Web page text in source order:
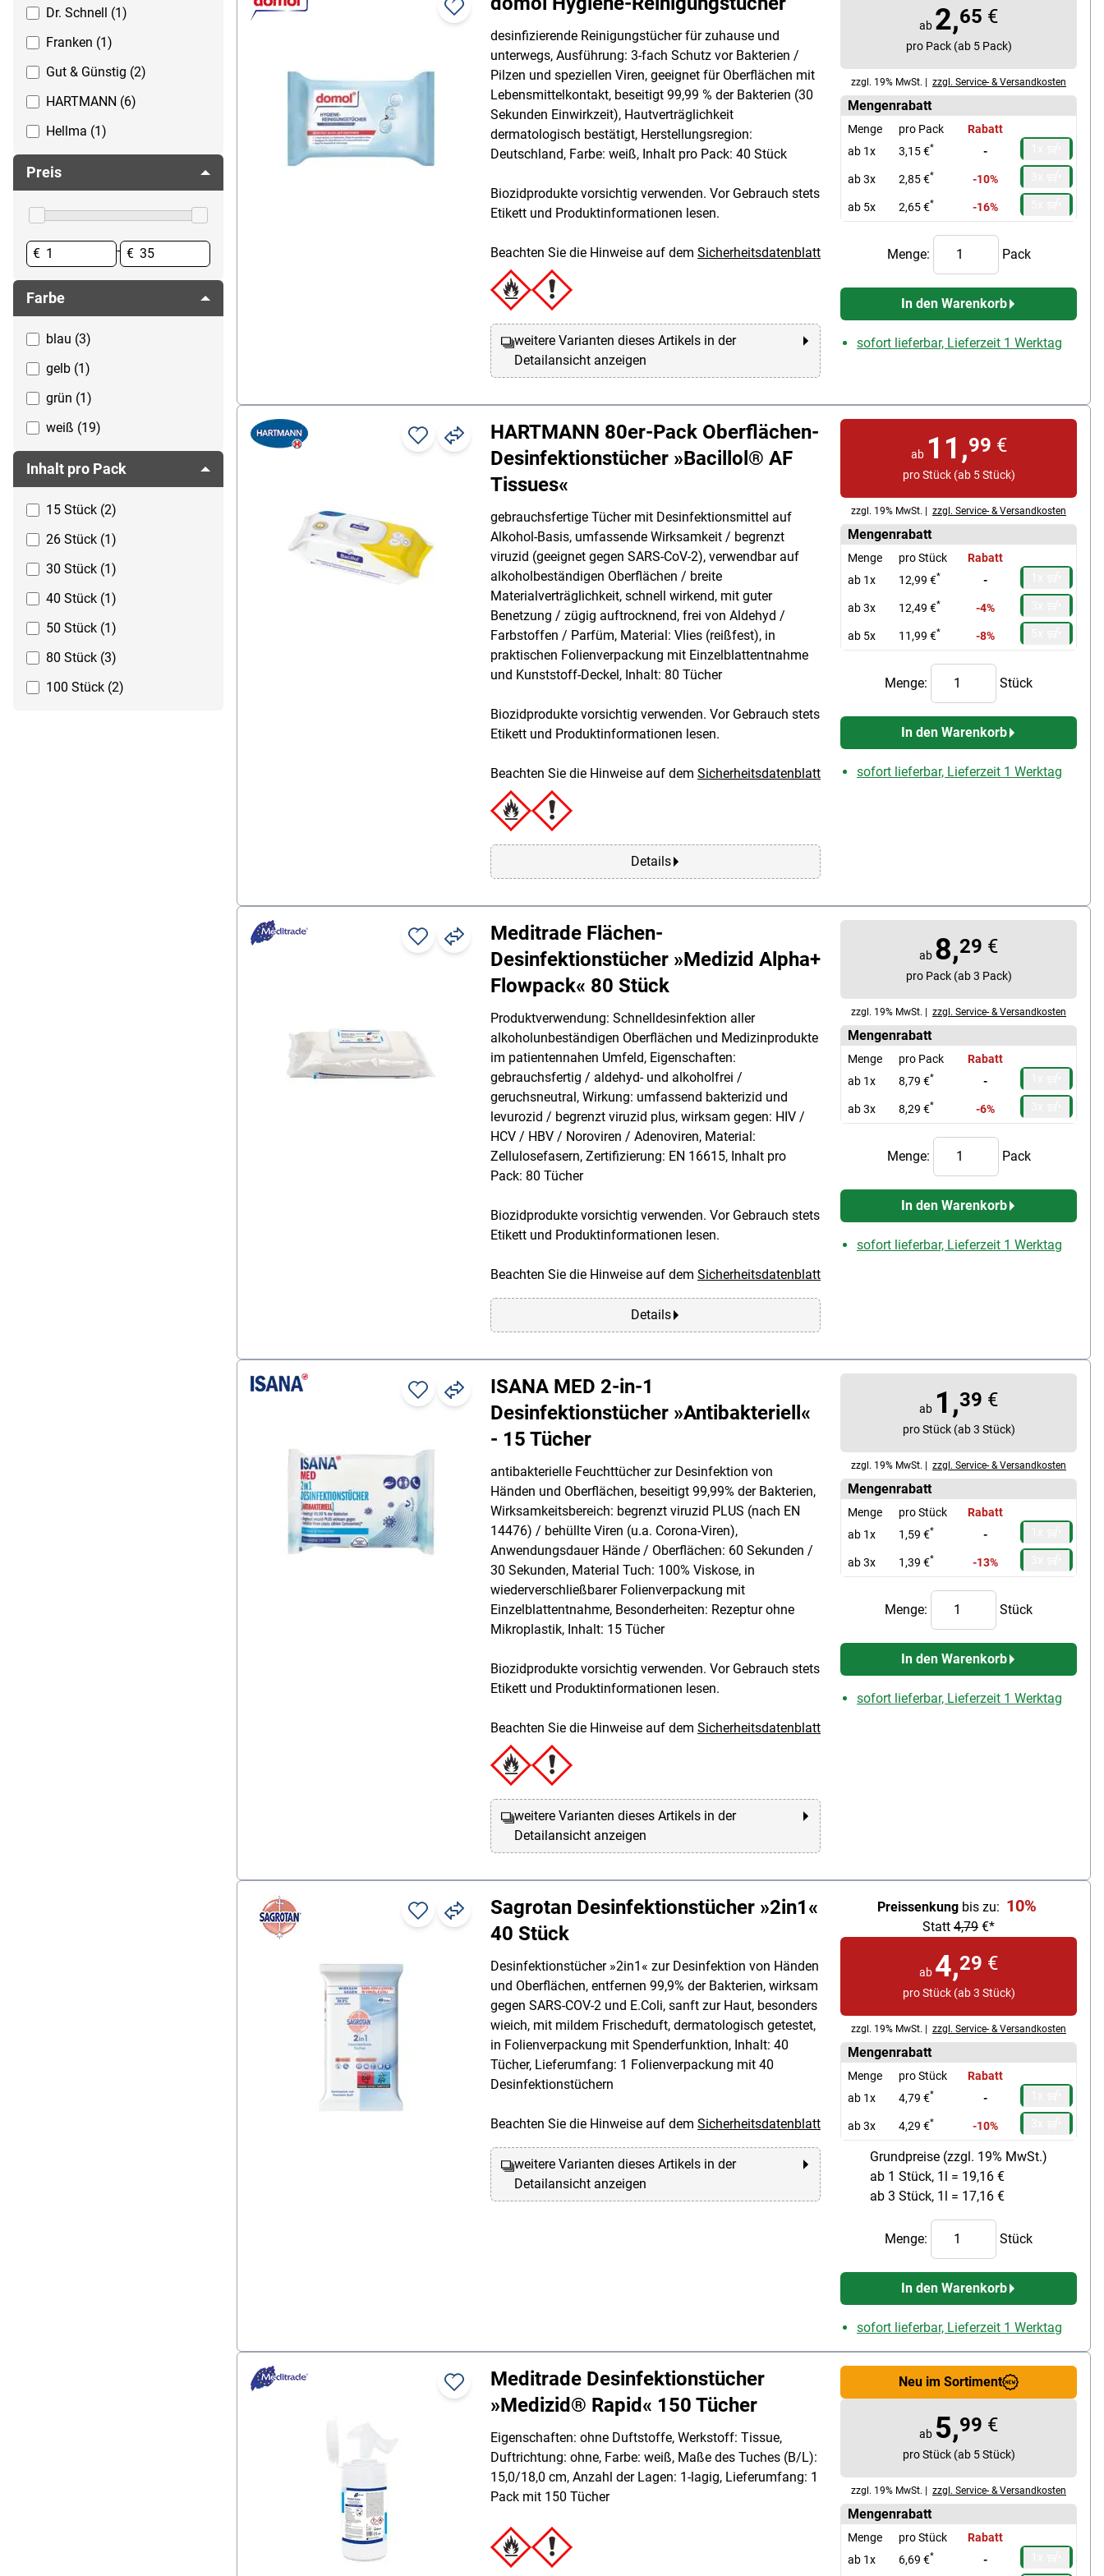
Seife
Spuckschutz
Spülen
Toilettenpapier & Spender
Waschen
Dr. Schnell (1)
Franken (1)
Gut & Günstig (2)
HARTMANN (6)
Hellma (1)
Impresan (1)
ISANA (2)
Meditrade (7)
NITRAS MEDICAL (1)
Preis
€ - €
Farbe
blau (3)
gelb (1)
grün (1)
weiß (19)
Inhalt pro Pack
15 Stück (2)
26 Stück (1)
30 Stück (1)
40 Stück (1)
50 Stück (1)
80 Stück (3)
100 Stück (2)
desinfizierende Reinigungstücher für zuhause und
unterwegs, Ausführung: 3-fach Schutz vor Bakterien /
Pilzen und speziellen Viren, geeignet für Oberflächen mit
Lebensmittelkontakt, beseitigt 99,99 % der Bakterien (30
Sekunden Einwirkzeit), Hautverträglichkeit
dermatologisch bestätigt, Herstellungsregion:
Deutschland, Farbe: weiß, Inhalt pro Pack: 40 Stück
Biozidprodukte vorsichtig verwenden. Vor Gebrauch stets
Etikett und Produktinformationen lesen.
Beachten Sie die Hinweise auf dem Sicherheitsdatenblatt
weitere Varianten dieses Artikels in der
Detailansicht anzeigen
ab 2,65 €
pro Pack (ab 5 Pack)
zzgl. 19% MwSt. | zzgl. Service- & Versandkosten
Mengenrabatt
Menge pro Pack
Rabatt
ab 1x
3,15 €* -
ab 3x 2,85 €* -10%
ab 5x 2,65 €* -16%
Menge: Pack
In den Warenkorb
sofort lieferbar, Lieferzeit 1 Werktag
HARTMANN 80er-Pack Oberflächen-
Desinfektionstücher »Bacillol® AF
Tissues«
gebrauchsfertige Tücher mit Desinfektionsmittel auf
Alkohol-Basis, umfassende Wirksamkeit / begrenzt
viruzid (geeignet gegen SARS-CoV-2), verwendbar auf
alkoholbeständigen Oberflächen / breite
Materialverträglichkeit, schnell wirkend, mit guter
Benetzung / zügig auftrocknend, frei von Aldehyd /
Farbstoffen / Parfüm, Material: Vlies (reißfest), in
praktischen Folienverpackung mit Einzelblattentnahme
und Kunststoff-Deckel, Inhalt: 80 Tücher
Biozidprodukte vorsichtig verwenden. Vor Gebrauch stets
Etikett und Produktinformationen lesen.
Beachten Sie die Hinweise auf dem Sicherheitsdatenblatt
Details
ab 11,99 €
pro Stück (ab 5 Stück)
zzgl. 19% MwSt. | zzgl. Service- & Versandkosten
Mengenrabatt
Menge pro Stück
Rabatt
ab 1x
12,99 €* -
ab 3x 12,49 €* -4%
ab 5x 11,99 €* -8%
Menge: Stück
In den Warenkorb
sofort lieferbar, Lieferzeit 1 Werktag
Meditrade Flächen-
Desinfektionstücher »Medizid Alpha+
Flowpack« 80 Stück
Produktverwendung: Schnelldesinfektion aller
alkoholunbeständigen Oberflächen und Medizinprodukte
im patientennahen Umfeld, Eigenschaften:
gebrauchsfertig / aldehyd- und alkoholfrei /
geruchsneutral, Wirkung: umfassend bakterizid und
levurozid / begrenzt viruzid plus, wirksam gegen: HIV /
HCV / HBV / Noroviren / Adenoviren, Material:
Zellulosefasern, Zertifizierung: EN 16615, Inhalt pro
Pack: 80 Tücher
Biozidprodukte vorsichtig verwenden. Vor Gebrauch stets
Etikett und Produktinformationen lesen.
Beachten Sie die Hinweise auf dem Sicherheitsdatenblatt
Details
ab 8,29 €
pro Pack (ab 3 Pack)
zzgl. 19% MwSt. | zzgl. Service- & Versandkosten
Mengenrabatt
Menge pro Pack
Rabatt
ab 1x
8,79 €* -
ab 3x 8,29 €* -6%
Menge: Pack
In den Warenkorb
sofort lieferbar, Lieferzeit 1 Werktag
ISANA MED 2-in-1
Desinfektionstücher »Antibakteriell«
- 15 Tücher
antibakterielle Feuchttücher zur Desinfektion von
Händen und Oberflächen, beseitigt 99,99% der Bakterien,
Wirksamkeitsbereich: begrenzt viruzid PLUS (nach EN
14476) / behüllte Viren (u.a. Corona-Viren),
Anwendungsdauer Hände / Oberflächen: 60 Sekunden /
30 Sekunden, Material Tuch: 100% Viskose, in
wiederverschließbarer Folienverpackung mit
Einzelblattentnahme, Besonderheiten: Rezeptur ohne
Mikroplastik, Inhalt: 15 Tücher
Biozidprodukte vorsichtig verwenden. Vor Gebrauch stets
Etikett und Produktinformationen lesen.
Beachten Sie die Hinweise auf dem Sicherheitsdatenblatt
weitere Varianten dieses Artikels in der
Detailansicht anzeigen
ab 1,39 €
pro Stück (ab 3 Stück)
zzgl. 19% MwSt. | zzgl. Service- & Versandkosten
Mengenrabatt
Menge pro Stück
Rabatt
ab 1x
1,59 €* -
ab 3x 1,39 €* -13%
Menge: Stück
In den Warenkorb
sofort lieferbar, Lieferzeit 1 Werktag
Sagrotan Desinfektionstücher »2in1«
40 Stück
Desinfektionstücher »2in1« zur Desinfektion von Händen
und Oberflächen, entfernen 99,9% der Bakterien, wirksam
gegen SARS-COV-2 und E.Coli, sanft zur Haut, besonders
wieich, mit mildem Frischeduft, dermatologisch getestet,
in Folienverpackung mit Spenderfunktion, Inhalt: 40
Tücher, Lieferumfang: 1 Folienverpackung mit 40
Desinfektionstüchern
Beachten Sie die Hinweise auf dem Sicherheitsdatenblatt
weitere Varianten dieses Artikels in der
Detailansicht anzeigen
Preissenkung bis zu: 10%
Statt 4,79 €*
ab 4,29 €
pro Stück (ab 3 Stück)
zzgl. 19% MwSt. | zzgl. Service- & Versandkosten
Mengenrabatt
Menge pro Stück
Rabatt
ab 1x
4,79 €* -
ab 3x 4,29 €* -10%
Grundpreise (zzgl. 19% MwSt.)
ab 1 Stück, 1l = 19,16 €
ab 3 Stück, 1l = 17,16 €
Menge: Stück
In den Warenkorb
sofort lieferbar, Lieferzeit 1 Werktag
Meditrade Desinfektionstücher
»Medizid® Rapid« 150 Tücher
Eigenschaften: ohne Duftstoffe, Werkstoff: Tissue,
Duftrichtung: ohne, Farbe: weiß, Maße des Tuches (B/L):
15,0/18,0 cm, Anzahl der Lagen: 1-lagig, Lieferumfang: 1
Pack mit 150 Tücher
Neu im Sortiment
ab 5,99 €
pro Stück (ab 5 Stück)
zzgl. 19% MwSt. | zzgl. Service- & Versandkosten
Mengenrabatt
Menge pro Stück
Rabatt
ab 1x
6,69 €* -